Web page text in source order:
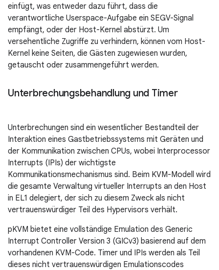
einfügt, was entweder dazu führt, dass die
verantwortliche Userspace-Aufgabe ein SEGV-Signal
empfängt, oder der Host-Kernel abstürzt. Um
versehentliche Zugriffe zu verhindern, können vom Host-
Kernel keine Seiten, die Gästen zugewiesen wurden,
getauscht oder zusammengeführt werden.
Unterbrechungsbehandlung und Timer
Unterbrechungen sind ein wesentlicher Bestandteil der
Interaktion eines Gastbetriebssystems mit Geräten und
der Kommunikation zwischen CPUs, wobei Interprocessor
Interrupts (IPIs) der wichtigste
Kommunikationsmechanismus sind. Beim KVM-Modell wird
die gesamte Verwaltung virtueller Interrupts an den Host
in EL1 delegiert, der sich zu diesem Zweck als nicht
vertrauenswürdiger Teil des Hypervisors verhält.
pKVM bietet eine vollständige Emulation des Generic
Interrupt Controller Version 3 (GICv3) basierend auf dem
vorhandenen KVM-Code. Timer und IPIs werden als Teil
dieses nicht vertrauenswürdigen Emulationscodes